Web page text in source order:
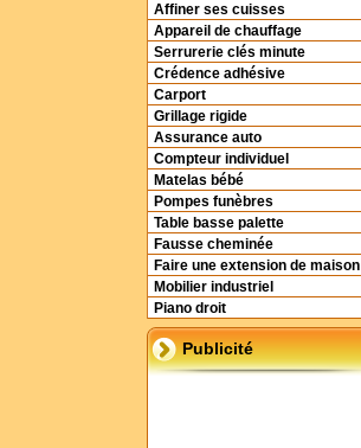
Affiner ses cuisses
Appareil de chauffage
Serrurerie clés minute
Crédence adhésive
Carport
Grillage rigide
Assurance auto
Compteur individuel
Matelas bébé
Pompes funèbres
Table basse palette
Fausse cheminée
Faire une extension de maison
Mobilier industriel
Piano droit
Publicité